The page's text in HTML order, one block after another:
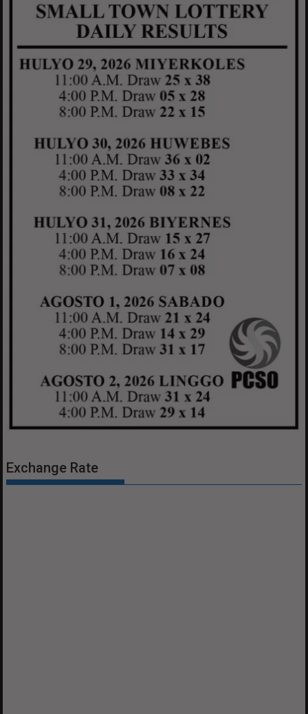
Exchange Rate